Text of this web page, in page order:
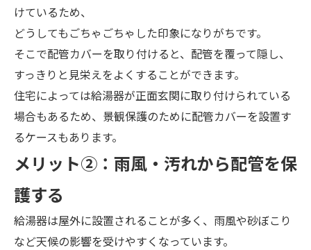
けているため、
どうしてもごちゃごちゃした印象になりがちです。
そこで配管カバーを取り付けると、配管を覆って隠し、
すっきりと見栄えをよくすることができます。
住宅によっては給湯器が正面玄関に取り付けられている
場合もあるため、景観保護のために配管カバーを設置す
るケースもあります。
メリット②： 雨風・汚れから配管を保
護する
給湯器は屋外に設置されることが多く、雨風や砂ぼこり
など天候の影響を受けやすくなっています。